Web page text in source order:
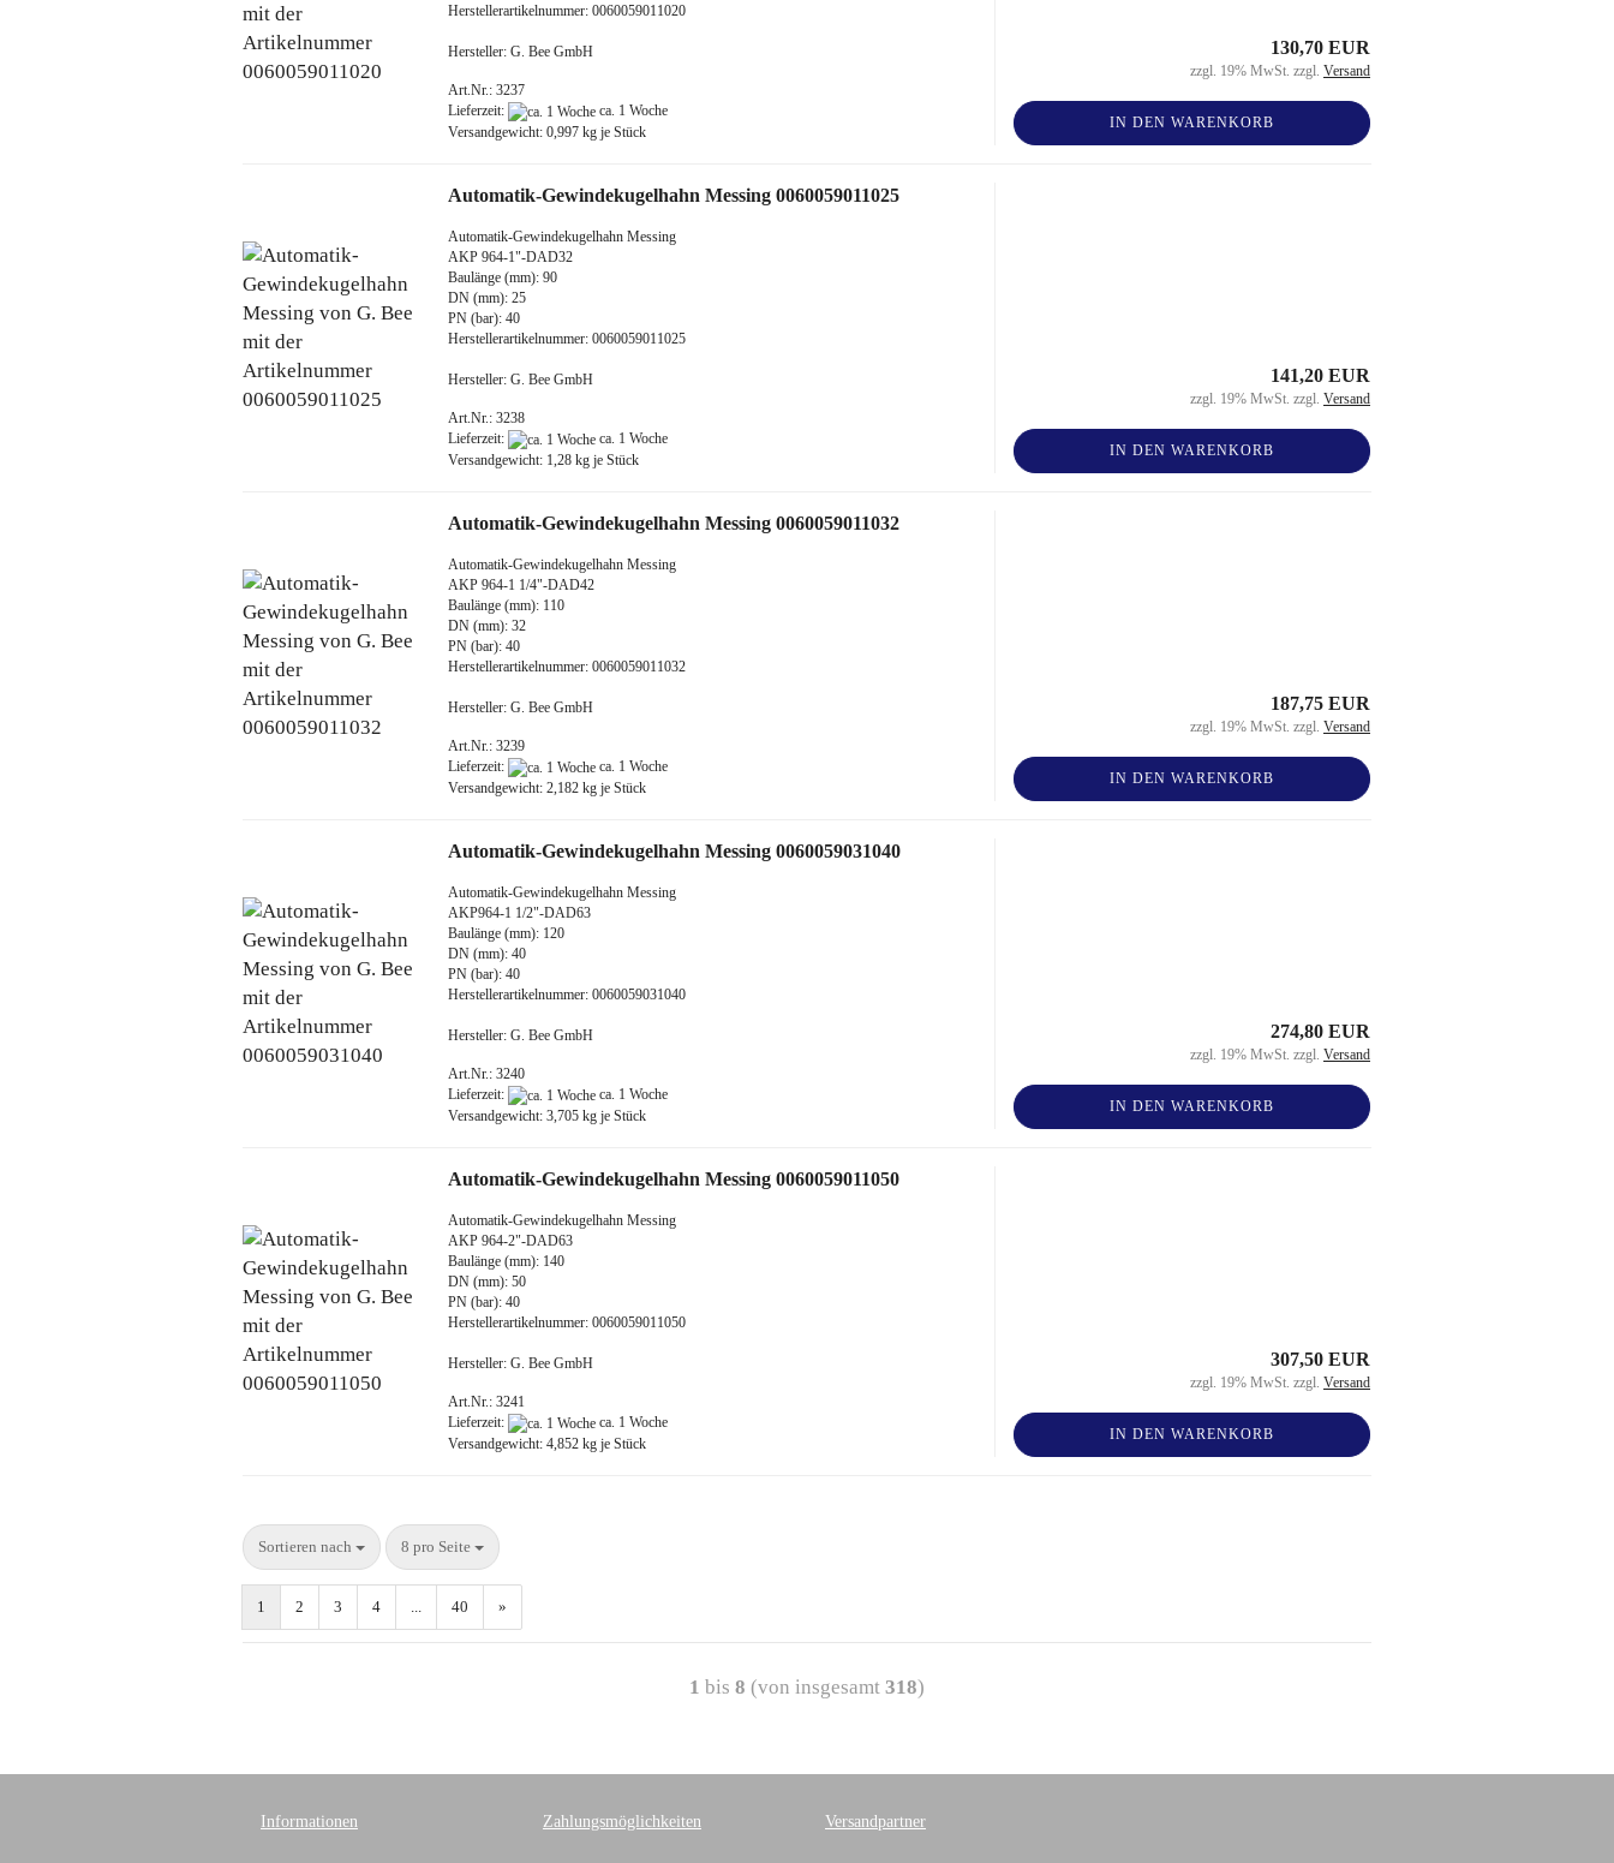
Herstellerartikelnummer: 0060059011020
Hersteller: G. Bee GmbH
Art.Nr.: 3237
Lieferzeit:
ca. 1 Woche
Versandgewicht: 0,997 kg je Stück
130,70 EUR
zzgl. 19% MwSt. zzgl. Versand
IN DEN WARENKORB
Automatik-Gewindekugelhahn Messing 0060059011025
Automatik-Gewindekugelhahn Messing
AKP 964-1"-DAD32
Baulänge (mm): 90
DN (mm): 25
PN (bar): 40
Herstellerartikelnummer: 0060059011025
Hersteller: G. Bee GmbH
Art.Nr.: 3238
Lieferzeit:
ca. 1 Woche
Versandgewicht: 1,28 kg je Stück
141,20 EUR
zzgl. 19% MwSt. zzgl. Versand
IN DEN WARENKORB
Automatik-Gewindekugelhahn Messing 0060059011032
Automatik-Gewindekugelhahn Messing
AKP 964-1 1/4"-DAD42
Baulänge (mm): 110
DN (mm): 32
PN (bar): 40
Herstellerartikelnummer: 0060059011032
Hersteller: G. Bee GmbH
Art.Nr.: 3239
Lieferzeit:
ca. 1 Woche
Versandgewicht: 2,182 kg je Stück
187,75 EUR
zzgl. 19% MwSt. zzgl. Versand
IN DEN WARENKORB
Automatik-Gewindekugelhahn Messing 0060059031040
Automatik-Gewindekugelhahn Messing
AKP964-1 1/2"-DAD63
Baulänge (mm): 120
DN (mm): 40
PN (bar): 40
Herstellerartikelnummer: 0060059031040
Hersteller: G. Bee GmbH
Art.Nr.: 3240
Lieferzeit:
ca. 1 Woche
Versandgewicht: 3,705 kg je Stück
274,80 EUR
zzgl. 19% MwSt. zzgl. Versand
IN DEN WARENKORB
Automatik-Gewindekugelhahn Messing 0060059011050
Automatik-Gewindekugelhahn Messing
AKP 964-2"-DAD63
Baulänge (mm): 140
DN (mm): 50
PN (bar): 40
Herstellerartikelnummer: 0060059011050
Hersteller: G. Bee GmbH
Art.Nr.: 3241
Lieferzeit:
ca. 1 Woche
Versandgewicht: 4,852 kg je Stück
307,50 EUR
zzgl. 19% MwSt. zzgl. Versand
IN DEN WARENKORB
Sortieren nach 8 pro Seite
1 2 3 4 ... 40 »
1 bis 8 (von insgesamt 318)
Informationen Zahlungsmöglichkeiten Versandpartner